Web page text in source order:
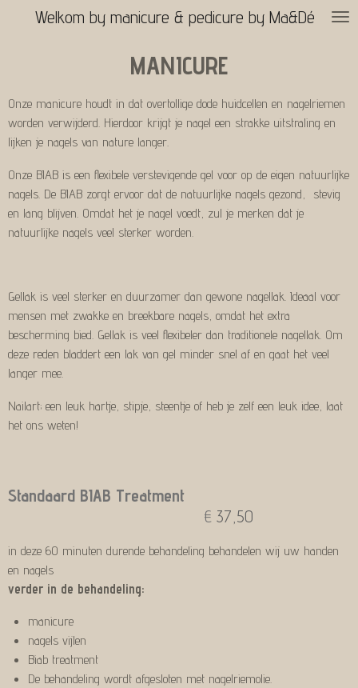
Welkom by manicure & pedicure by Ma&Dé
MANICURE
Onze manicure houdt in dat overtollige dode huidcellen en nagelriemen
worden verwijderd. Hierdoor krijgt je nagel een strakke uitstraling en
lijken je nagels van nature langer.
Onze BIAB is een flexibele verstevigende gel voor op de eigen natuurlijke
nagels. De BIAB zorgt ervoor dat de natuurlijke nagels gezond, stevig
en lang blijven. Omdat het je nagel voedt, zul je merken dat je
natuurlijke nagels veel sterker worden.
Gellak is veel sterker en duurzamer dan gewone nagellak. Ideaal voor
mensen met zwakke en breekbare nagels, omdat het extra
bescherming bied. Gellak is veel flexibeler dan traditionele nagellak. Om
deze reden bladdert een lak van gel minder snel af en gaat het veel
langer mee.
Nailart; een leuk hartje, stipje, steentje of heb je zelf een leuk idee, laat
het ons weten!
Standaard BIAB Treatment
€ 37,50
in deze 60 minuten durende behandeling behandelen wij uw handen
en nagels
verder in de behandeling:
manicure
nagels vijlen
Biab treatment
De behandeling wordt afgesloten met nagelriemolie.